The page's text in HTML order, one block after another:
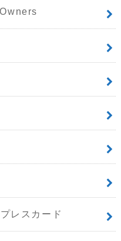
レスカード